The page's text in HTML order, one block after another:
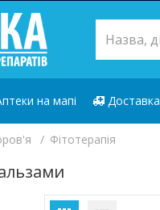
на мапі Доставка
Фітотерапія